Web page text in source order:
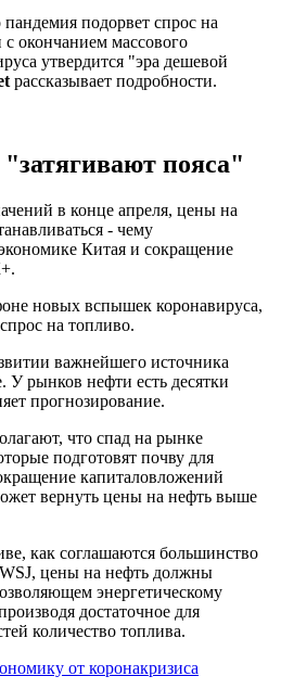
подорвет спрос на
окончанием массового
утвердится "эра дешевой
рассказывает подробности.
пояса"
в конце апреля, цены на
- чему
Китая и сокращение
новых вспышек коронавируса,
на топливо.
важнейшего источника
У рынков нефти есть десятки
прогнозирование.
что спад на рынке
подготовят почву для
капиталовложений
вернуть цены на нефть выше
как соглашаются большинство
цены на нефть должны
энергетическому
достаточное для
количество топлива.
от коронакризиса